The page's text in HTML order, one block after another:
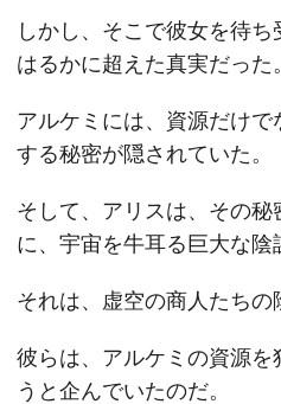
しかし、そこで彼女を待
はるかに超えた真実だった。
アルケミには、資源だけ
する秘密が隠されていた。
そして、アリスは、その
に、宇宙を牛耳る巨大な陰
それは、虚空の商人たちの
彼らは、アルケミの資源を
うと企んでいたのだ。